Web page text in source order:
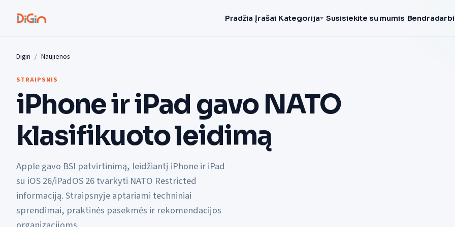
Pradžia Įrašai Kategorija Susisiekite su mumis
Digin Naujienos
STRAIPSNIS
iPhone ir iPad gavo NATO
klasifikuoto leidimą
Apple gavo BSI patvirtinimą, leidžiantį iPhone ir iPad
su iOS 26/iPadOS 26 tvarkyti NATO Restricted
informaciją. Straipsnyje aptariami techniniai
sprendimai, praktinės pasekmės ir rekomendacijos